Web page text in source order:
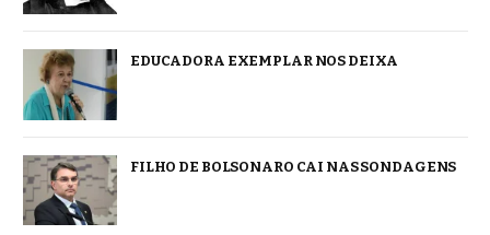
EDUCADORA EXEMPLAR NOS DEIXA
FILHO DE BOLSONARO CAI NAS SONDAGENS